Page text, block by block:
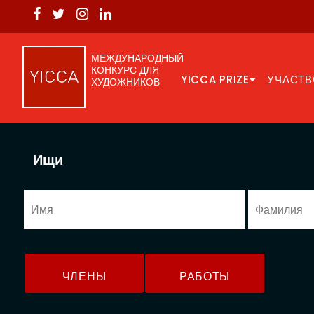
МЕЖДУНАРОДНЫЙ
КОНКУРС ДЛЯ
ХУДОЖНИКОВ
YICCA PRIZE
Ищи
ЧЛЕНЫ РАБОТЫ